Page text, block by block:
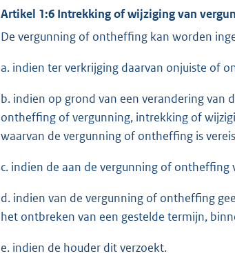
Artikel 1:6 Intrekking of wijziging van
De vergunning of ontheffing kan worden
a. indien ter verkrijging daarvan onjuiste of
b. indien op grond van een verandering van
ontheffing of vergunning, intrekking of
waarvan de vergunning of ontheffing is
c. indien de aan de vergunning of
d. indien van de vergunning of ontheffing
het ontbreken van een gestelde termijn,
e. indien de houder dit verzoekt.